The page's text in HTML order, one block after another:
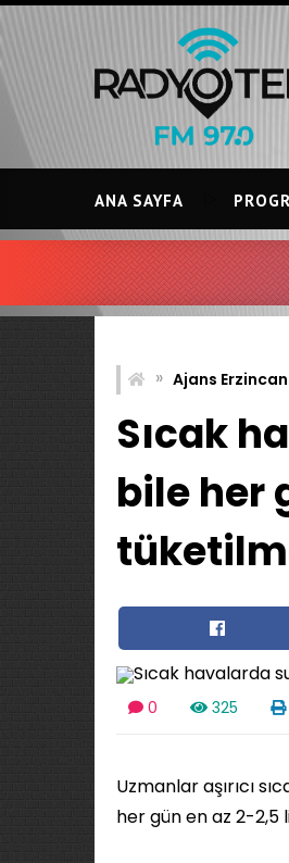
Skip
to
content
ANA SAYFA
» Ajans Erzincan
Sıcak
bile her
0 325
Uzmanlar aşırıcı
her gün en az 2-2,5